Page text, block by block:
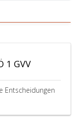
1 GVV
Entscheidungen